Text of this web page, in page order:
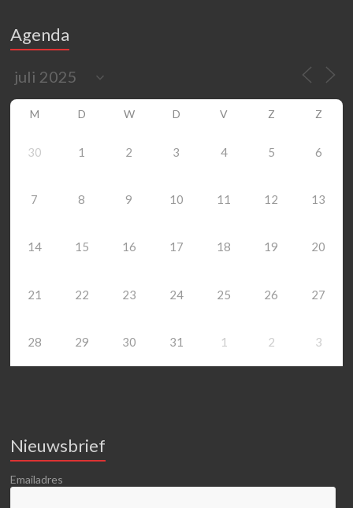
Agenda
M D W D V Z Z
30 1 2 3 4 5 6
7 8 9 10 11 12 13
14 15 16 17 18 19 20
21 22 23 24 25 26 27
28 29 30 31 1 2 3
Nieuwsbrief
Emailadres